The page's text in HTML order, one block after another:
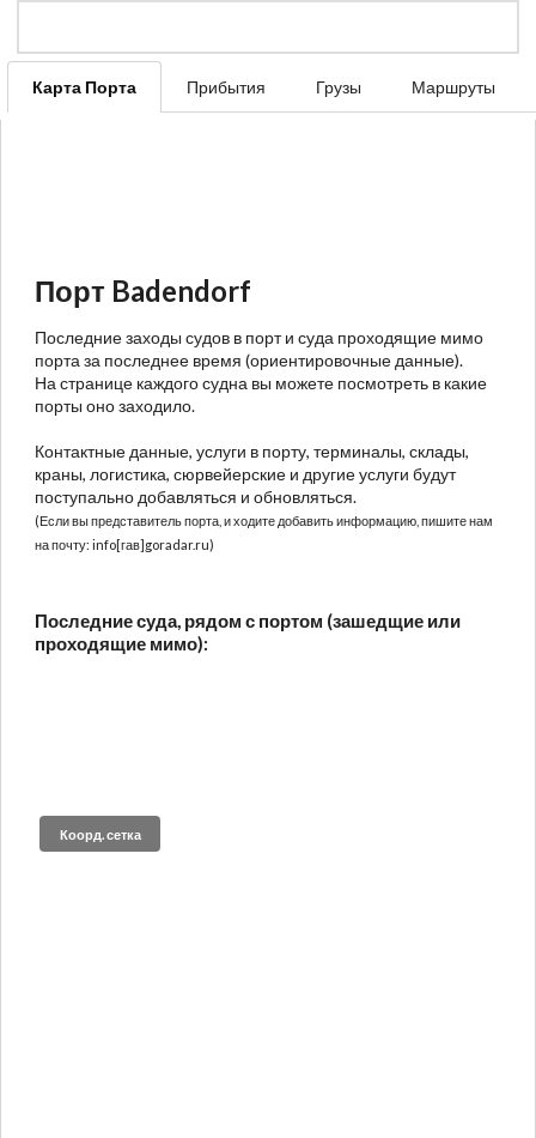
Карта Порта Прибытия Грузы Маршруты
Порт Badendorf
Последние заходы судов в порт и суда проходящие мимо
порта за последнее время (ориентировочные данные).
На странице каждого судна вы можете посмотреть в какие
порты оно заходило.
Контактные данные, услуги в порту, терминалы, склады,
краны, логистика, сюрвейерские и другие услуги будут
поступально добавляться и обновляться.
(Если вы представитель порта, и ходите добавить информацию, пишите нам
на почту: info[гав]goradar.ru)
Последние суда, рядом с портом (зашедщие или
проходящие мимо):
Коорд. сетка